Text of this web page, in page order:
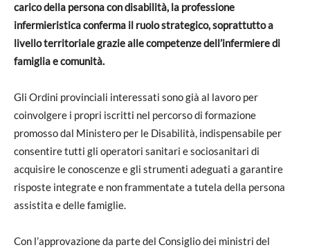
carico della persona con disabilità, la professione
infermieristica conferma il ruolo strategico, soprattutto a
livello territoriale grazie alle competenze dell’infermiere di
famiglia e comunità.
Gli Ordini provinciali interessati sono già al lavoro per
coinvolgere i propri iscritti nel percorso di formazione
promosso dal Ministero per le Disabilità, indispensabile per
consentire tutti gli operatori sanitari e sociosanitari di
acquisire le conoscenze e gli strumenti adeguati a garantire
risposte integrate e non frammentate a tutela della persona
assistita e delle famiglie.
Con l’approvazione da parte del Consiglio dei ministri del